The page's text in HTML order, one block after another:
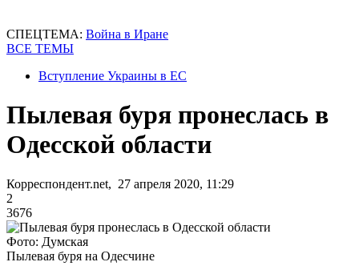
СПЕЦТЕМА: Война в Иране
ВСЕ ТЕМЫ
Вступление Украины в ЕС
Пылевая буря пронеслась в
Одесской области
Корреспондент.net, 27 апреля 2020, 11:29
2
3676
Фото: Думская
Пылевая буря на Одесчине